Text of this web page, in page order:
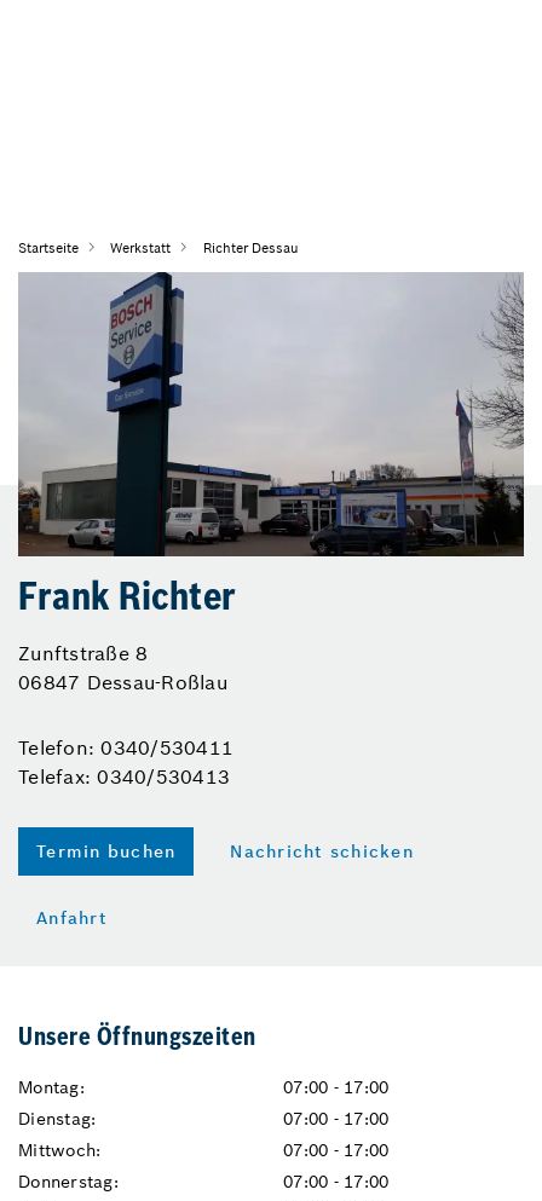
Startseite Werkstatt Richter Dessau
Frank Richter
Zunftstraße 8
06847 Dessau-Roßlau
Telefon: 0340/530411
Telefax: 0340/530413
Termin buchen Nachricht schicken
Anfahrt
Unsere Öffnungszeiten
Montag:
07:00 - 17:00
Dienstag:
07:00 - 17:00
Mittwoch:
07:00 - 17:00
Donnerstag:
07:00 - 17:00